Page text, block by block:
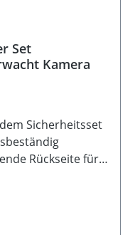
Set
Kamera
Sicherheitsset
Rückseite für
gelb/schwarz